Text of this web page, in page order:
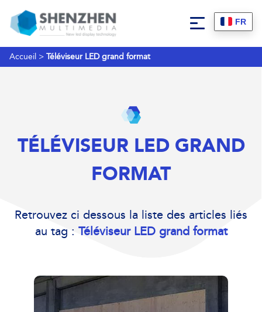
FR
Accueil > Téléviseur LED grand format
TÉLÉVISEUR LED GRAND
FORMAT
Retrouvez ci dessous la liste des articles liés
au tag : Téléviseur LED grand format